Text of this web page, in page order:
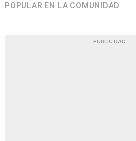
POPULAR EN LA COMUNIDAD
PUBLICIDAD